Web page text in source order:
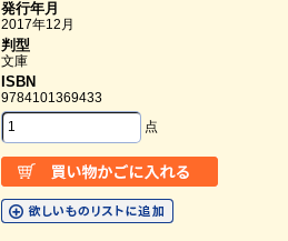
発行年月
2017年12月
判型
文庫
ISBN
9784101369433
点